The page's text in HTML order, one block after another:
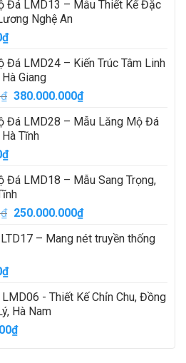
Đá LMD13 – Mẫu Thiết Kế Đặc
Nghệ An
₫
Đá LMD24 – Kiến Trúc Tâm Linh
Giang
₫ Giá
là:
390.000.000₫.
380.000.000₫Giá
tại
Đá LMD28 – Mẫu Lăng Mộ Đá
Tĩnh
₫
Đá LMD18 – Mẫu Sang Trọng,
₫ Giá
là:
250.000.000₫Giá
tại
– Mang nét truyền thống
₫
- Thiết Kế Chỉn Chu, Đồng
Hà Nam
₫